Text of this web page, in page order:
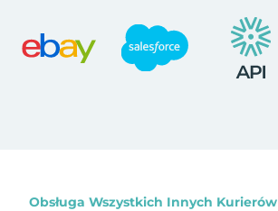
Obsługa Wszystkich Innych Kurierów